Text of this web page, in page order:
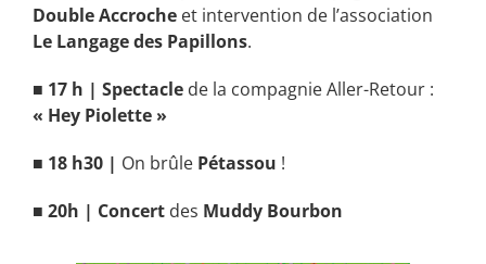
Double Accroche et intervention de l’association
Le Langage des Papillons.
■ 17 h | Spectacle de la compagnie Aller-Retour :
« Hey Piolette »
■ 18 h30 | On brûle Pétassou !
■ 20h | Concert des Muddy Bourbon